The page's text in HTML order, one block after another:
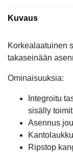
Kuvaus
Korkealaatuinen
takaseinään
Ominaisuuksia:
Integroitu
sisälly
Asennus
Ripstop